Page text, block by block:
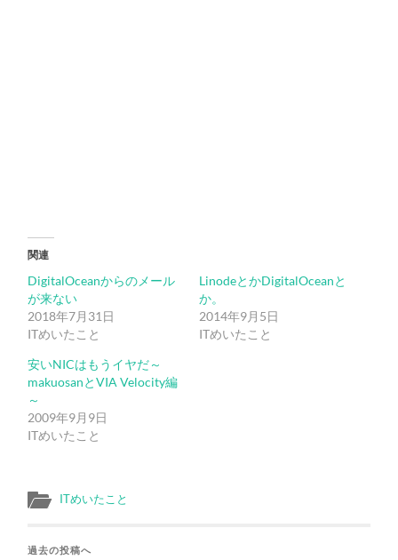
関連
DigitalOceanからのメール
が来ない
2018年7月31日
ITめいたこと
LinodeとかDigitalOceanと
か。
2014年9月5日
ITめいたこと
安いNICはもうイヤだ～
makuosanとVIA Velocity編
～
2009年9月9日
ITめいたこと
ITめいたこと
過去の投稿へ